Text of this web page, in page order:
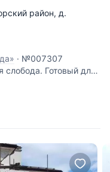
район, д.
· №007307
слобода. Готовый для
Никольская
гардеробная,
с камином и